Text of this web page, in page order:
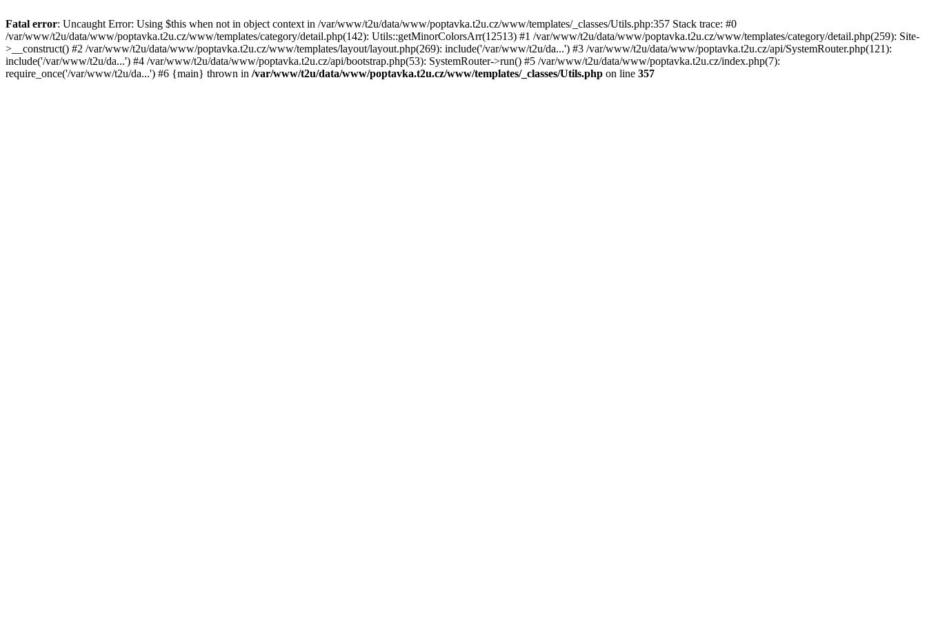
Fatal error: Uncaught Error: Using $this when not in object context in /var/www/t2u/data/www/poptavka.t2u.cz/www/templates/_classes/Utils.php:357 Stack trace: #0
/var/www/t2u/data/www/poptavka.t2u.cz/www/templates/category/detail.php(142): Utils::getMinorColorsArr(12513) #1 /var/www/t2u/data/www/poptavka.t2u.cz/www/templates/category/detail.php(259): Site-
>__construct() #2 /var/www/t2u/data/www/poptavka.t2u.cz/www/templates/layout/layout.php(269): include('/var/www/t2u/da...') #3 /var/www/t2u/data/www/poptavka.t2u.cz/api/SystemRouter.php(121):
include('/var/www/t2u/da...') #4 /var/www/t2u/data/www/poptavka.t2u.cz/api/bootstrap.php(53): SystemRouter->run() #5 /var/www/t2u/data/www/poptavka.t2u.cz/index.php(7):
require_once('/var/www/t2u/da...') #6 {main} thrown in /var/www/t2u/data/www/poptavka.t2u.cz/www/templates/_classes/Utils.php on line 357